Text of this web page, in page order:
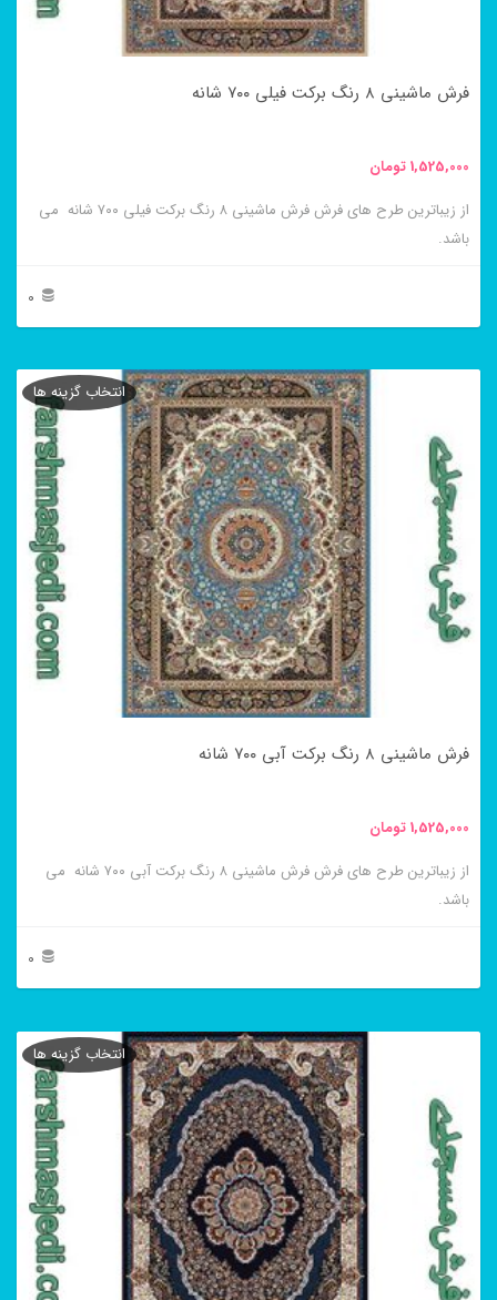
فرش ماشینی ۸ رنگ برکت فیلی ۷۰۰ شانه
1,525,000تومان
از زیباترین طرح های فرش فرش ماشینی ۸ رنگ برکت فیلی ۷۰۰ شانه می
باشد.
0
محصول
مختلفی
باشد.
گزینه
ها
صفحه
انتخاب
شوند
فرش ماشینی ۸ رنگ برکت آبی ۷۰۰ شانه
1,525,000تومان
از زیباترین طرح های فرش فرش ماشینی ۸ رنگ برکت آبی ۷۰۰ شانه می
باشد.
0
انتخاب گزینه ها
محصول
مختلفی
باشد.
گزینه
ها
انتخاب گزینه ها